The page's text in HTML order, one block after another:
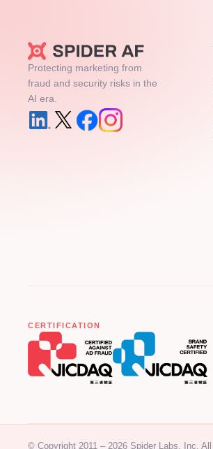
Protecting marketing from
fraud and security risks in the
AI era.
CERTIFICATION
© Copyright 2011 – 2026 Spider Labs, Inc. All